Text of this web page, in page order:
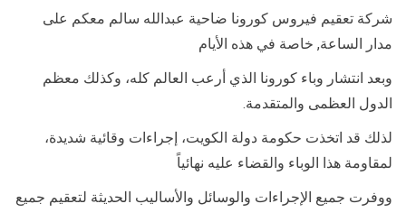
شركة تعقيم فيروس كورونا ضاحية عبدالله سالم معكم على
مدار الساعة, خاصة في هذه الأيام
وبعد انتشار وباء كورونا الذي أرعب العالم كله، وكذلك معظم
الدول العظمى والمتقدمة.
لذلك قد اتخذت حكومة دولة الكويت، إجراءات وقائية شديدة،
لمقاومة هذا الوباء والقضاء عليه نهائياً
ووفرت جميع الإجراءات والوسائل والأساليب الحديثة لتعقيم جميع